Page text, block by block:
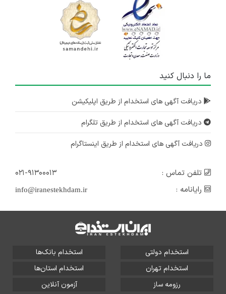
ما را دنبال کنید
دریافت آگهی های استخدام از طریق اپلیکیشن
دریافت آگهی های استخدام از طریق تلگرام
دریافت آگهی های استخدام از طریق اینستاگرام
تلفن تماس :
۰۲۱-۹۱۳۰۰۰۱۳
رایانامه :
info@iranestekhdam.ir
استخدام دولتی
استخدام بانک‌ها
استخدام تهران
استخدام استان‌ها
رزومه ساز
آزمون آنلاین